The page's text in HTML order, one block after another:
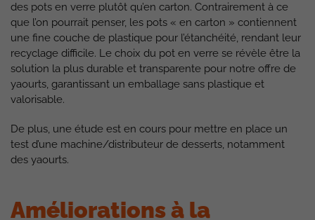
des pots en verre plutôt qu’en carton. Contrairement à ce
que l’on pourrait penser, les pots « en carton » contiennent
une fine couche de plastique pour l’étanchéité, rendant leur
recyclage difficile. Le choix du pot en verre se révèle être la
solution la plus durable et transparente pour notre offre de
yaourts, garantissant un emballage sans plastique et
valorisable.
De plus, une étude est en cours pour mettre en place un
test d’une machine/distributeur de desserts, notamment
des yaourts.
Améliorations à la